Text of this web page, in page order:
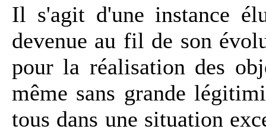
Il s'agit d'une instance
devenue au fil de son
pour la réalisation des
même sans grande
tous dans une situation